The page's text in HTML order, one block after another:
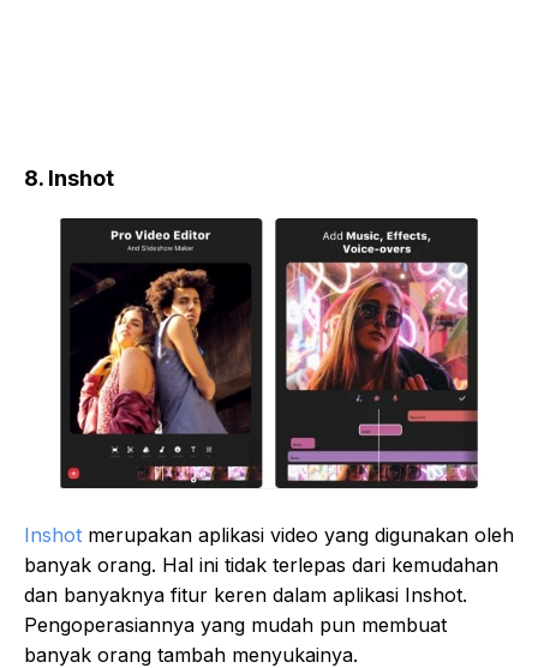
8. Inshot
Inshot merupakan aplikasi video yang digunakan oleh
banyak orang. Hal ini tidak terlepas dari kemudahan
dan banyaknya fitur keren dalam aplikasi Inshot.
Pengoperasiannya yang mudah pun membuat
banyak orang tambah menyukainya.